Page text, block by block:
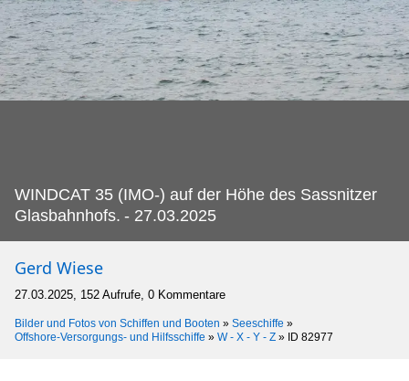
WINDCAT 35 (IMO-) auf der Höhe des Sassnitzer
Glasbahnhofs. - 27.03.2025
Gerd Wiese
27.03.2025, 152 Aufrufe, 0 Kommentare
Bilder und Fotos von Schiffen und Booten » Seeschiffe »
Offshore-Versorgungs- und Hilfsschiffe » W - X - Y - Z » ID 82977